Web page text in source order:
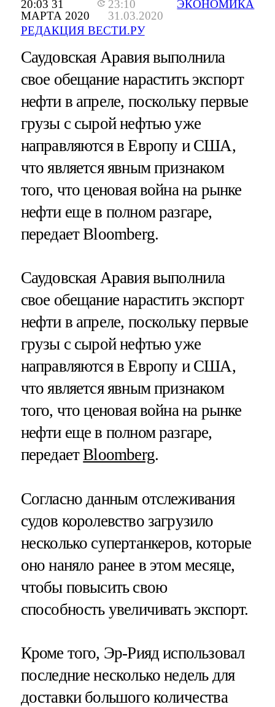
20:03 31
МАРТА 2020
23:10
31.03.2020
РЕДАКЦИЯ ВЕСТИ.РУ
ЭКОНОМИКА
Саудовская Аравия выполнила
свое обещание нарастить экспорт
нефти в апреле, поскольку первые
грузы с сырой нефтью уже
направляются в Европу и США,
что является явным признаком
того, что ценовая война на рынке
нефти еще в полном разгаре,
передает Bloomberg.
Саудовская Аравия выполнила
свое обещание нарастить экспорт
нефти в апреле, поскольку первые
грузы с сырой нефтью уже
направляются в Европу и США,
что является явным признаком
того, что ценовая война на рынке
нефти еще в полном разгаре,
передаетBloomberg.
Согласно данным отслеживания
судов королевство загрузило
несколько супертанкеров, которые
оно наняло ранее в этом месяце,
чтобы повысить свою
способность увеличивать экспорт.
Кроме того, Эр-Рияд использовал
последние несколько недель для
доставки большого количества